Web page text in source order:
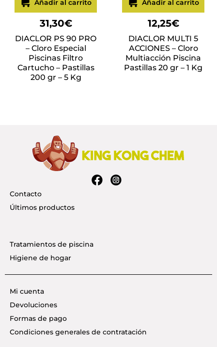
Añadir al carrito
31,30€
DIACLOR PS 90 PRO
– Cloro Especial
Piscinas Filtro
Cartucho – Pastillas
200 gr – 5 Kg
Añadir al carrito
12,25€
DIACLOR MULTI 5
ACCIONES – Cloro
Multiacción Piscina
Pastillas 20 gr – 1 Kg
Contacto
Últimos productos
Tratamientos de piscina
Higiene de hogar
Mi cuenta
Devoluciones
Formas de pago
Condiciones generales de contratación